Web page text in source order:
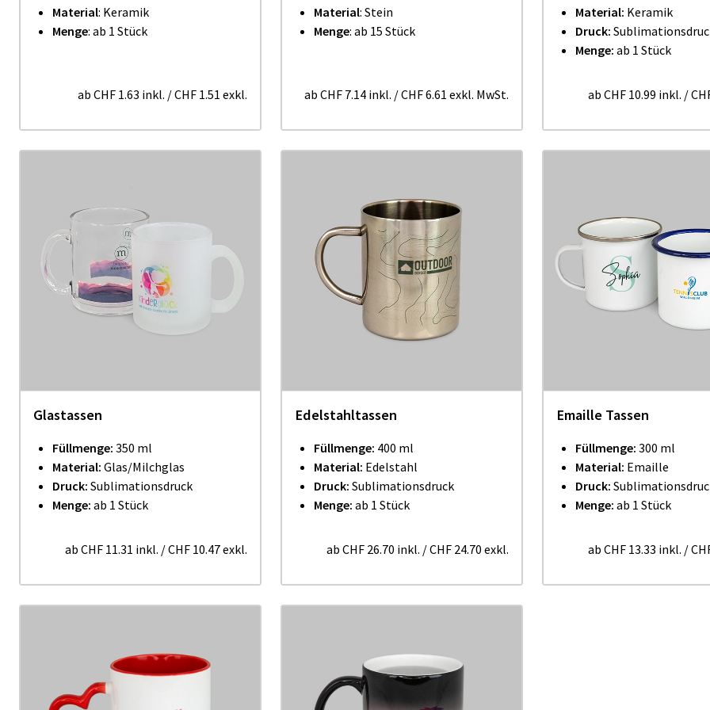
Material: Keramik
Menge: ab 1 Stück
ab CHF 1.63 inkl. /CHF 1.51 exkl.
Material: Stein
Menge: ab 15 Stück
ab CHF 7.14 inkl. /CHF 6.61 exkl. MwSt.
Material: Keramik
Druck:
Menge: ab 1 Stück
ab CHF 10.99 inkl. /
Glastassen
Füllmenge: 350 ml
Material: Glas/Milchglas
Druck: Sublimationsdruck
Menge: ab 1 Stück
ab CHF 11.31 inkl. /CHF 10.47exkl.
Edelstahltassen
Füllmenge: 400 ml
Material: Edelstahl
Druck: Sublimationsdruck
Menge: ab 1 Stück
ab CHF 26.70 inkl. /CHF 24.70 exkl.
Emaille Tassen
Füllmenge: 300 ml
Material: Emaille
Druck:
Menge: ab 1 Stück
ab CHF 13.33 inkl. /